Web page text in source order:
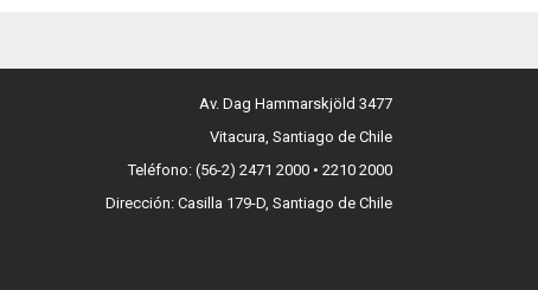
Av. Dag Hammarskjöld 3477
Vitacura, Santiago de Chile
Teléfono: (56-2) 2471 2000 • 2210 2000
Dirección: Casilla 179-D, Santiago de Chile